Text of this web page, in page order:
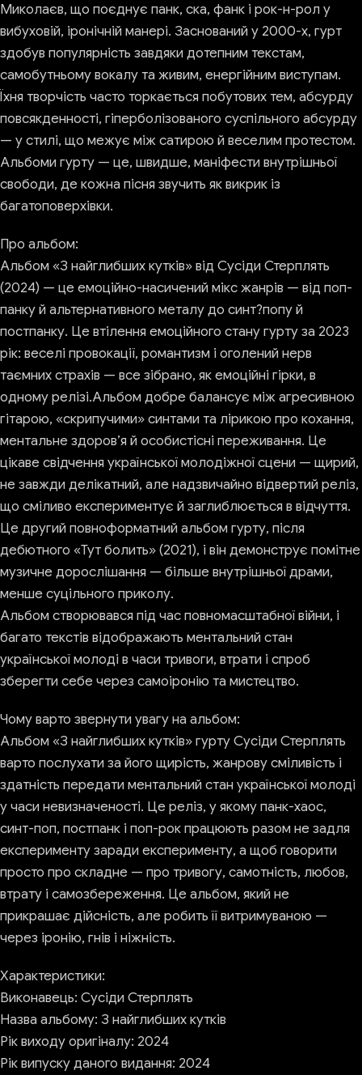
Миколаєв, що поєднує панк, ска, фанк і рок-н-рол у
вибуховій, іронічній манері. Заснований у 2000-х, гурт
здобув популярність завдяки дотепним текстам,
самобутньому вокалу та живим, енергійним виступам.
Їхня творчість часто торкається побутових тем, абсурду
повсякденності, гіперболізованого суспільного абсурду
— у стилі, що межує між сатирою й веселим протестом.
Альбоми гурту — це, швидше, маніфести внутрішньої
свободи, де кожна пісня звучить як викрик із
багатоповерхівки.
Про альбом:
Альбом «З найглибших кутків» від Сусіди Стерплять
(2024) — це емоційно-насичений мікс жанрів — від поп-
панку й альтернативного металу до синт?попу й
постпанку. Це втілення емоційного стану гурту за 2023
рік: веселі провокації, романтизм і оголений нерв
таємних страхів — все зібрано, як емоційні гірки, в
одному релізі.Альбом добре балансує між агресивною
гітарою, «скрипучими» синтами та лірикою про кохання,
ментальне здоров’я й особистісні переживання. Це
цікаве свідчення української молодіжної сцени — щирий,
не завжди делікатний, але надзвичайно відвертий реліз,
що сміливо експериментує й заглиблюється в відчуття.
Це другий повноформатний альбом гурту, після
дебютного «Тут болить» (2021), і він демонструє помітне
музичне дорослішання — більше внутрішньої драми,
менше суцільного приколу.
Альбом створювався під час повномасштабної війни, і
багато текстів відображають ментальний стан
української молоді в часи тривоги, втрати і спроб
зберегти себе через самоіронію та мистецтво.
Чому варто звернути увагу на альбом:
Альбом «З найглибших кутків» гурту Сусіди Стерплять
варто послухати за його щирість, жанрову сміливість і
здатність передати ментальний стан української молоді
у часи невизначеності. Це реліз, у якому панк-хаос,
синт-поп, постпанк і поп-рок працюють разом не задля
експерименту заради експерименту, а щоб говорити
просто про складне — про тривогу, самотність, любов,
втрату і самозбереження. Це альбом, який не
прикрашає дійсність, але робить її витримуваною —
через іронію, гнів і ніжність.
Характеристики:
Виконавець: Сусіди Стерплять
Назва альбому: З найглибших кутків
Рік виходу оригіналу: 2024
Рік випуску даного видання: 2024